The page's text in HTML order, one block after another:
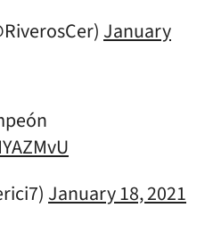
January
January 18, 2021